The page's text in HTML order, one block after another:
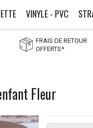
VINYLE - PVC
FRAIS DE RETOUR
OFFERTS*
Fleur